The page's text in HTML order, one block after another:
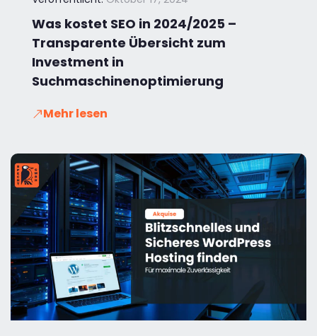
Was kostet SEO in 2024/2025 –
Transparente Übersicht zum
Investment in
Suchmaschinenoptimierung
Mehr lesen